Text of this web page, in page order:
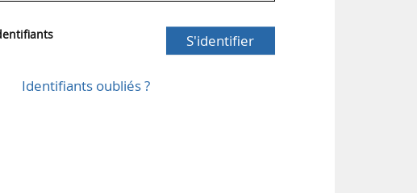
S'identifier
Identifiants oubliés ?